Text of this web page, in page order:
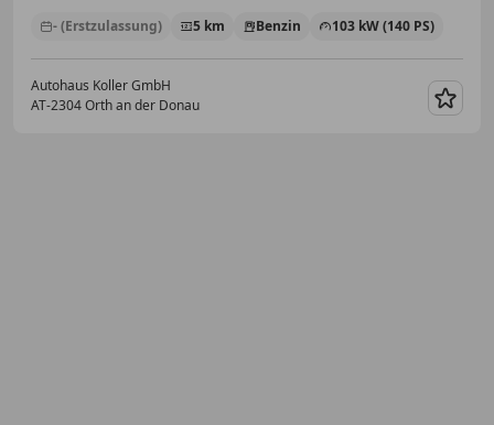
- (Erstzulassung) 5 km Benzin 103 kW (140 PS)
Autohaus Koller GmbH
AT-2304 Orth an der Donau